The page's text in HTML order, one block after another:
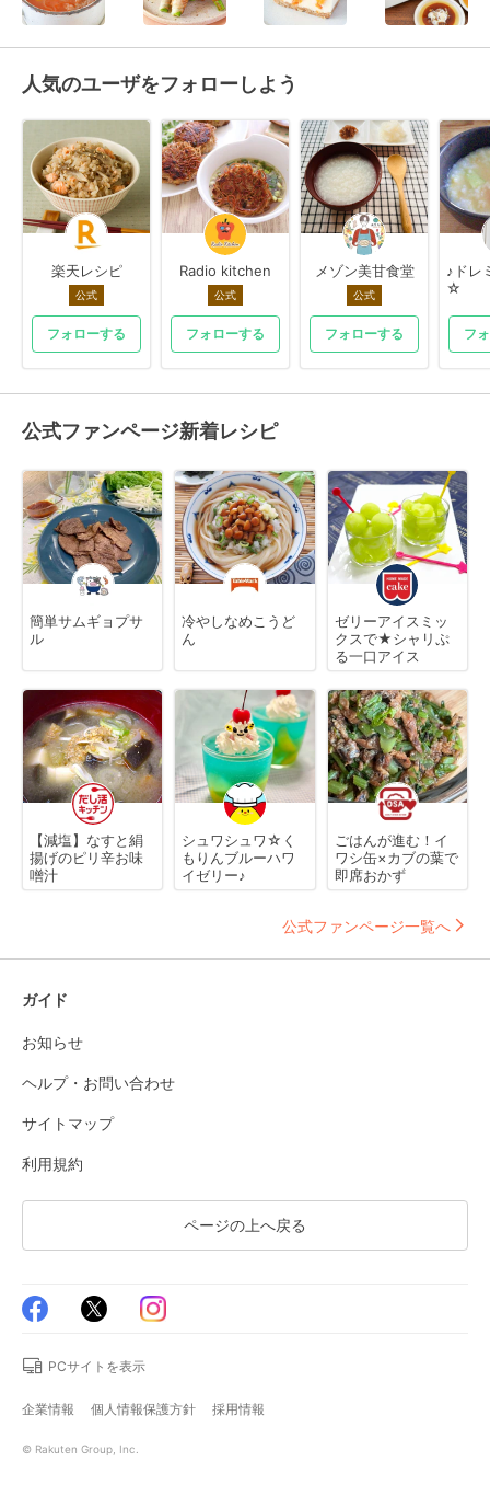
人気のユーザをフォローしよう
楽天レシピ
公式
フォローする
Radio kitchen
公式
フォローする
メゾン美甘食堂
公式
フォローする
♪ドレ
☆
フ
公式ファンページ新着レシピ
簡単サムギョプサ
ル
冷やしなめこうど
ん
ゼリーアイスミッ
クスで★シャリぷ
る一口アイス
【減塩】なすと絹
揚げのピリ辛お味
噌汁
シュワシュワ☆く
もりんブルーハワ
イゼリー♪
ごはんが進む！イ
ワシ缶×カブの葉で
即席おかず
公式ファンページ一覧へ
ガイド
お知らせ
ヘルプ・お問い合わせ
サイトマップ
利用規約
ページの上へ戻る
PCサイトを表示
企業情報 個人情報保護方針 採用情報
© Rakuten Group, Inc.